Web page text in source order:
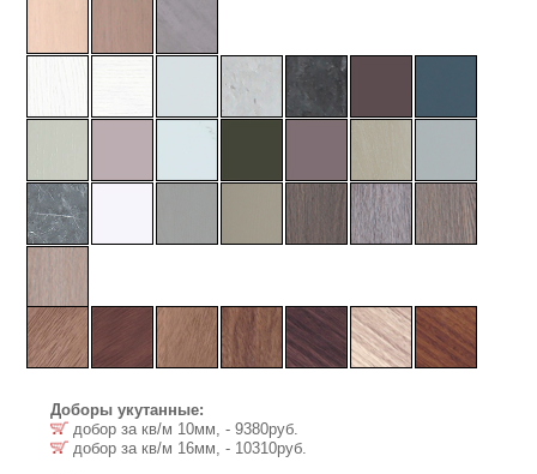
Доборы укутанные:
добор за кв/м 10мм, - 9380руб.
добор за кв/м 16мм, - 10310руб.